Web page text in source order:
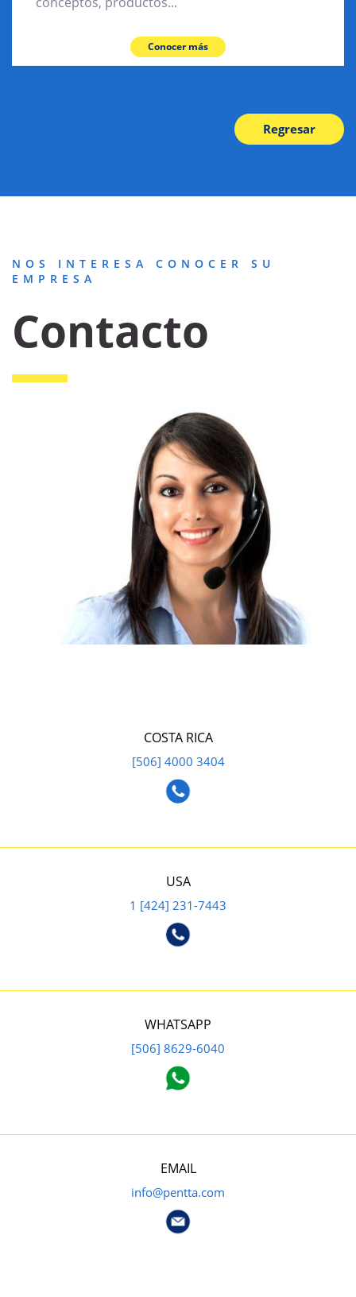
Conocer más
Regresar
NOS INTERESA CONOCER SU
EMPRESA
Contacto
COSTA RICA
[506] 4000 3404
USA
1 [424] 231-7443
WHATSAPP
[506] 8629-6040
EMAIL
info@pentta.com